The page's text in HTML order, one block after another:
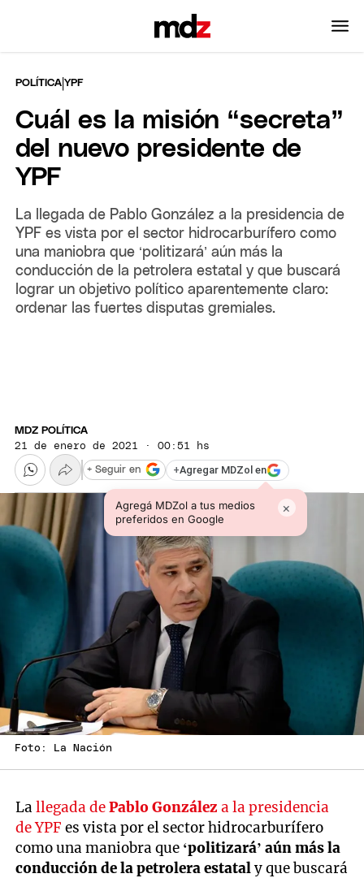
POLÍTICA |YPF
Cuál es la misión “secreta”
del nuevo presidente de
YPF
La llegada de Pablo González a la presidencia de
YPF es vista por el sector hidrocarburífero como
una maniobra que ‘politizará’ aún más la
conducción de la petrolera estatal y que buscará
lograr un objetivo político aparentemente claro:
ordenar las fuertes disputas gremiales.
MDZ POLÍTICA
21 de enero de 2021 · 00:51 hs
+Agregar MDZol en
Agregá MDZol a tus medios
preferidos en Google
×
+ Seguir en
Foto: La Nación
Lallegada dePablo González a la presidencia
de YPF es vista por el sector hidrocarburífero
como una maniobra que ‘politizará’ aún más la
conducción de la petrolera estataly que buscará